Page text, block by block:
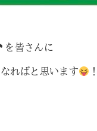
を皆さんに
ればと思います